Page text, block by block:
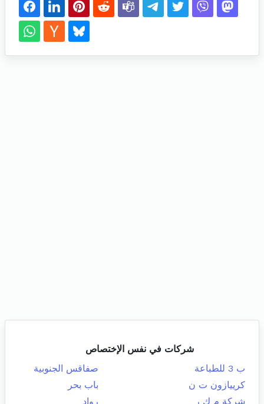
شركات في نفس الإختصاص
ب 3 للطباعة
صفاقس الجنوبية
كرييازون ت ن
باب بحر
شركة م ك ر
رواد